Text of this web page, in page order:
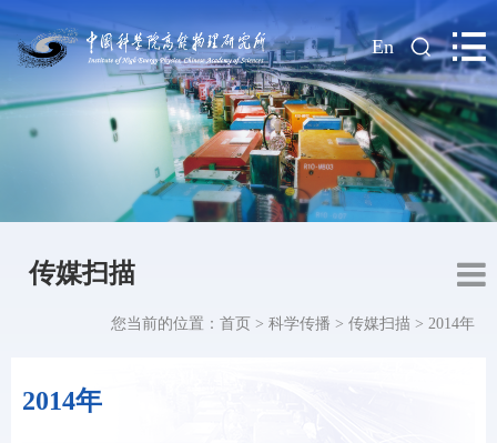
| En
传媒扫描
2014年
您当前的位置： 首页 > 科学传播 > 传媒扫描 > 2014年